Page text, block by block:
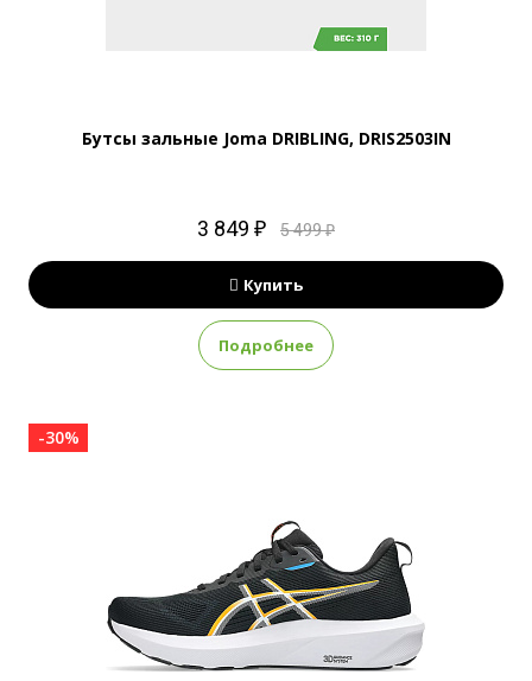
Бутсы зальные Joma DRIBLING, DRIS2503IN
3 849 ₽ 5 499 ₽
Купить
Подробнее
-30%